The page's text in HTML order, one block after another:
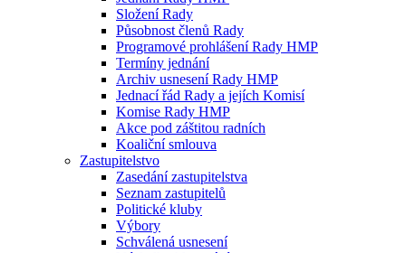
Složení Rady
Působnost členů Rady
Programové prohlášení Rady HMP
Termíny jednání
Archiv usnesení Rady HMP
Jednací řád Rady a jejích Komisí
Komise Rady HMP
Akce pod záštitou radních
Koaliční smlouva
Zastupitelstvo
Zasedání zastupitelstva
Seznam zastupitelů
Politické kluby
Výbory
Schválená usnesení